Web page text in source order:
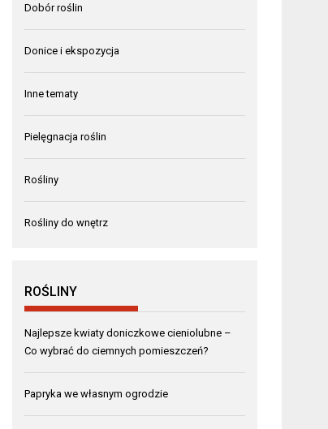
Dobór roślin
Donice i ekspozycja
Inne tematy
Pielęgnacja roślin
Rośliny
Rośliny do wnętrz
ROŚLINY
Najlepsze kwiaty doniczkowe cieniolubne –
Co wybrać do ciemnych pomieszczeń?
Papryka we własnym ogrodzie